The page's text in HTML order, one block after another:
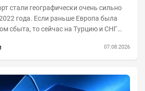
стали географически очень сильно
года. Если раньше Европа была
сбыта, то сейчас на Турцию и СНГ
07.08.2026